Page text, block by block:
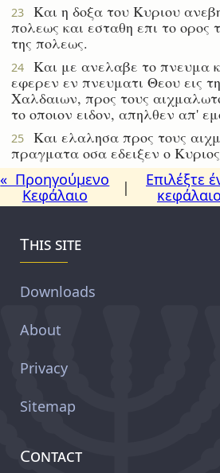
23
Και η δοξα του Κυριου
πολεως και εσταθη επι το ορος
της πολεως.
24
Και με ανελαβε το πνευμα
εφερεν εν πνευματι Θεου εις
Χαλδαιων, προς τους
το οποιον ειδον, απηλθεν απ'
25
Και ελαλησα προς τους
πραγματα οσα εδειξεν ο Κυριος
« Προηγούμενο
Κεφάλαιο
|
Επιλέξτε
κεφάλαιο
This site
Downloads
About
Privacy
Sitemap
Contact